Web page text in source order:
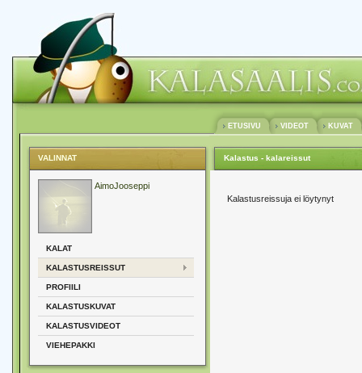
ETUSIVU VIDEOT KUVAT
VALINNAT
AimoJooseppi
KALAT
KALASTUSREISSUT
PROFIILI
KALASTUSKUVAT
KALASTUSVIDEOT
VIEHEPAKKI
Kalastus - kalareissut
Kalastusreissuja ei löytynyt